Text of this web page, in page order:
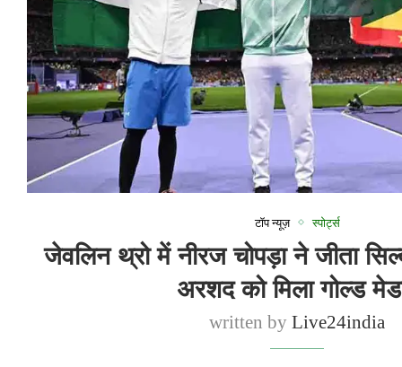
टॉप न्यूज़ स्पोर्ट्स
जेवलिन थ्रो में नीरज चोपड़ा ने जीता
अरशद को मिला गोल्ड
written byLive24india